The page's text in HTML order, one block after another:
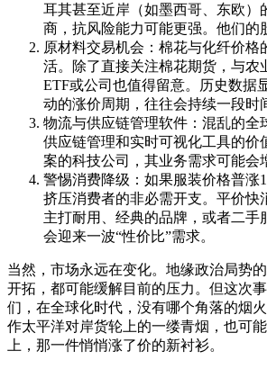
耳其甚至近岸（如墨西哥、东欧）
商，抗风险能力可能更强。他们的
原材料交易机会：棉花与化纤价格
活。除了直接关注棉花期货，与农
ETF或公司也值得留意。历史数据
动的涨价周期，往往会持续一段时
物流与供应链管理软件：混乱的全
供应链管理和实时可视化工具的价
案的科技公司，其业务需求可能会
警惕消费降级：如果服装价格普涨
挤压消费者的非必需开支。平价快
主打耐用、经典的品牌，或者二手
会迎来一波“性价比”需求。
当然，市场永远在变化。地缘政治局势
开拓，都可能缓解目前的压力。但这次
们，在全球化时代，没有哪个角落的烟
作太平洋对岸货轮上的一缕青烟，也可
上，那一件悄悄涨了价的新衬衫。